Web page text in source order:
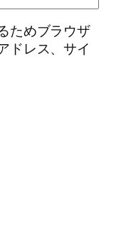
ためブラウザ
ドレス、サイ